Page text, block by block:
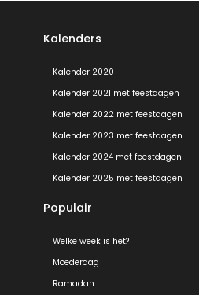
Kalenders
Kalender 2020
Kalender 2021 met feestdagen
Kalender 2022 met feestdagen
Kalender 2023 met feestdagen
Kalender 2024 met feestdagen
Kalender 2025 met feestdagen
Populair
Welke week is het?
Moederdag
Ramadan